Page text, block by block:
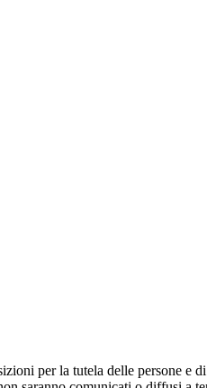
per la tutela delle persone e